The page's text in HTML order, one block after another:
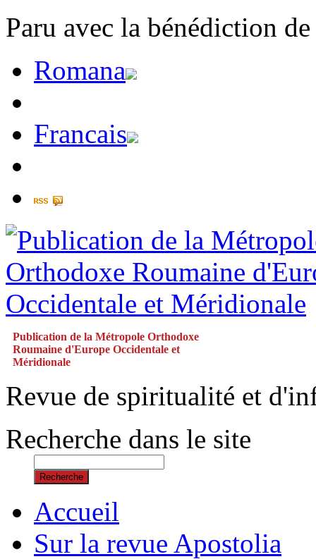
Paru avec la bénédiction
Romana
Francais
Publication de la Métropole Orthodoxe
Roumaine d'Europe Occidentale et
Méridionale
Revue de spiritualité et
Recherche dans le site
Recherche
Accueil
Sur la revue Apostolia